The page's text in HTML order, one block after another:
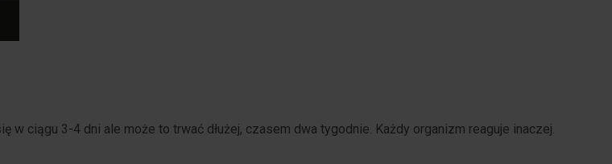
ciągu 3-4 dni ale może to trwać dłużej, czasem dwa tygodnie. Każdy organizm reaguje inaczej.